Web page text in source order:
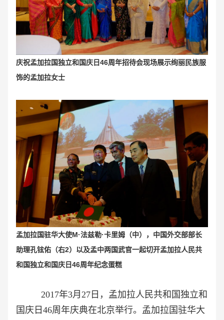
庆祝孟加拉国独立和国庆日46周年招待会现场展示绚丽民族服
饰的孟加拉女士
孟加拉国驻华大使M·法兹勒·卡里姆（中），中国外交部部长
助理孔铉佑（右2）以及孟中两国武官一起切开孟加拉人民共
和国独立和国庆日46周年纪念蛋糕
2017年3月27日，孟加拉人民共和国独立和
国庆日46周年庆典在北京举行。孟加拉国驻华大